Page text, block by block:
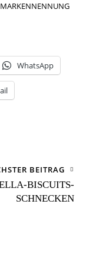
WhatsApp
BEITRAG
BISCUITS-
SCHNECKEN